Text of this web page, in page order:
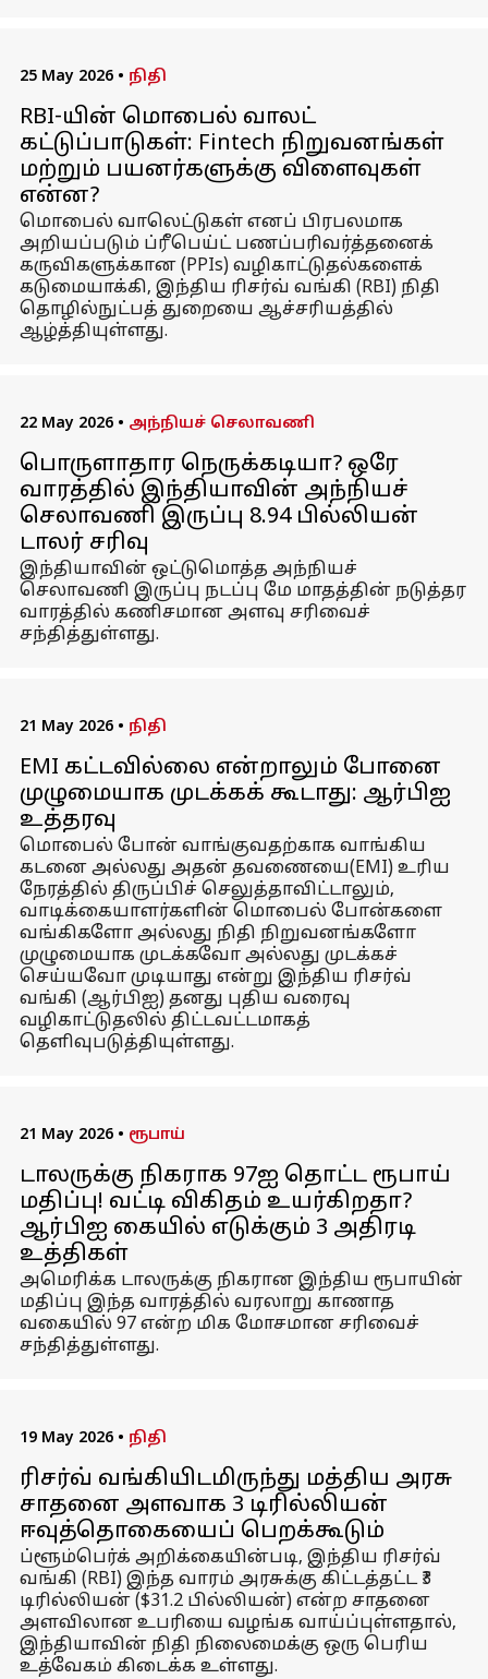
25 May 2026 • நிதி
RBI-யின் மொபைல் வாலட்
கட்டுப்பாடுகள்: Fintech நிறுவனங்கள்
மற்றும் பயனர்களுக்கு விளைவுகள்
என்ன?
மொபைல் வாலெட்டுகள் எனப் பிரபலமாக
அறியப்படும் ப்ரீபெய்ட் பணப்பரிவர்த்தனைக்
கருவிகளுக்கான (PPIs) வழிகாட்டுதல்களைக்
கடுமையாக்கி, இந்திய ரிசர்வ் வங்கி (RBI) நிதி
தொழில்நுட்பத் துறையை ஆச்சரியத்தில்
ஆழ்த்தியுள்ளது.
22 May 2026 • அந்நியச் செலாவணி
பொருளாதார நெருக்கடியா? ஒரே
வாரத்தில் இந்தியாவின் அந்நியச்
செலாவணி இருப்பு 8.94 பில்லியன்
டாலர் சரிவு
இந்தியாவின் ஒட்டுமொத்த அந்நியச்
செலாவணி இருப்பு நடப்பு மே மாதத்தின் நடுத்தர
வாரத்தில் கணிசமான அளவு சரிவைச்
சந்தித்துள்ளது.
21 May 2026 • நிதி
EMI கட்டவில்லை என்றாலும் போனை
முழுமையாக முடக்கக் கூடாது: ஆர்பிஐ
உத்தரவு
மொபைல் போன் வாங்குவதற்காக வாங்கிய
கடனை அல்லது அதன் தவணையை(EMI) உரிய
நேரத்தில் திருப்பிச் செலுத்தாவிட்டாலும்,
வாடிக்கையாளர்களின் மொபைல் போன்களை
வங்கிகளோ அல்லது நிதி நிறுவனங்களோ
முழுமையாக முடக்கவோ அல்லது முடக்கச்
செய்யவோ முடியாது என்று இந்திய ரிசர்வ்
வங்கி (ஆர்பிஐ) தனது புதிய வரைவு
வழிகாட்டுதலில் திட்டவட்டமாகத்
தெளிவுபடுத்தியுள்ளது.
21 May 2026 • ரூபாய்
டாலருக்கு நிகராக 97ஐ தொட்ட ரூபாய்
மதிப்பு! வட்டி விகிதம் உயர்கிறதா?
ஆர்பிஐ கையில் எடுக்கும் 3 அதிரடி
உத்திகள்
அமெரிக்க டாலருக்கு நிகரான இந்திய ரூபாயின்
மதிப்பு இந்த வாரத்தில் வரலாறு காணாத
வகையில் 97 என்ற மிக மோசமான சரிவைச்
சந்தித்துள்ளது.
19 May 2026 • நிதி
ரிசர்வ் வங்கியிடமிருந்து மத்திய அரசு
சாதனை அளவாக ₹3 டிரில்லியன்
ஈவுத்தொகையைப் பெறக்கூடும்
ப்ளூம்பெர்க் அறிக்கையின்படி, இந்திய ரிசர்வ்
வங்கி (RBI) இந்த வாரம் அரசுக்கு கிட்டத்தட்ட ₹3
டிரில்லியன் ($31.2 பில்லியன்) என்ற சாதனை
அளவிலான உபரியை வழங்க வாய்ப்புள்ளதால்,
இந்தியாவின் நிதி நிலைமைக்கு ஒரு பெரிய
உத்வேகம் கிடைக்க உள்ளது.